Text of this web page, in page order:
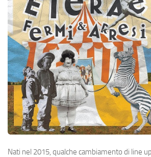
Nati nel 2015, qualche cambiamento di line